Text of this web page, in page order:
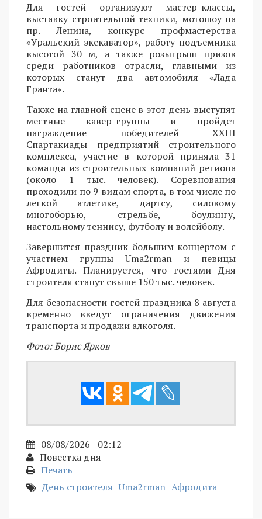
Для гостей организуют мастер-классы,
выставку строительной техники, мотошоу на
пр. Ленина, конкурс профмастерства
«Уральский экскаватор», работу подъемника
высотой 30 м, а также розыгрыш призов
среди работников отрасли, главными из
которых станут два автомобиля «Лада
Гранта».
Также на главной сцене в этот день выступят
местные кавер-группы и пройдет
награждение победителей XXIII
Спартакиады предприятий строительного
комплекса, участие в которой приняла 31
команда из строительных компаний региона
(около 1 тыс. человек). Соревнования
проходили по 9 видам спорта, в том числе по
легкой атлетике, дартсу, силовому
многоборью, стрельбе, боулингу,
настольному теннису, футболу и волейболу.
Завершится праздник большим концертом с
участием группы Uma2rman и певицы
Афродиты. Планируется, что гостями Дня
строителя станут свыше 150 тыс. человек.
Для безопасности гостей праздника 8 августа
временно введут ограничения движения
транспорта и продажи алкоголя.
Фото: Борис Ярков
08/08/2026 - 02:12
Повестка дня
Печать
День строителя Uma2rman Афродита